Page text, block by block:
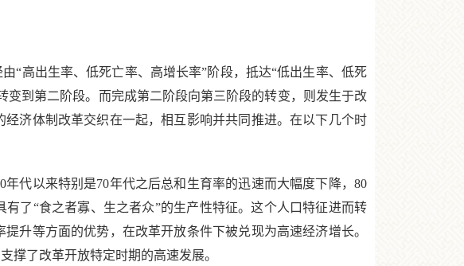
高出生率、低死亡率、高增长率”阶段，抵达“低出生率、低死
到第二阶段。而完成第二阶段向第三阶段的转变，则发生于改
济体制改革交织在一起，相互影响并共同推进。在以下几个时
代以来特别是70年代之后总和生育率的迅速而大幅度下降，80
了“食之者寡、生之者众”的生产性特征。这个人口特征进而转
升等方面的优势，在改革开放条件下被兑现为高速经济增长。
撑了改革开放特定时期的高速发展。